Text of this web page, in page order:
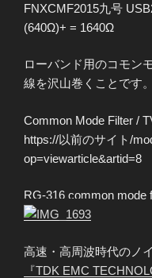
FNXCMF2015九号
(640Ω)+ = 1640Ω
ローバンド用のコモン
線を沢山巻くことです。
Common Mode Filter /
https://以前のサイト/
op=viewarticle&artid=8
RG-316 common mode
高速・高周波時代のノ
『TDK EMC